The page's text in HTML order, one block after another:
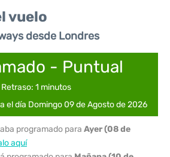
vuelo
desde Londres
- Puntual
Retraso: 1 minutos
el día Domingo 09 de Agosto de 2026
programado para Ayer (08 de
aquí